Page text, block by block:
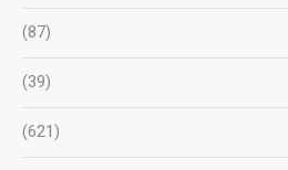
(87)
(39)
(621)